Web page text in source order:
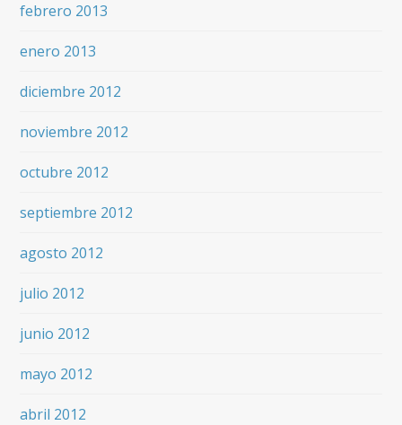
febrero 2013
enero 2013
diciembre 2012
noviembre 2012
octubre 2012
septiembre 2012
agosto 2012
julio 2012
junio 2012
mayo 2012
abril 2012